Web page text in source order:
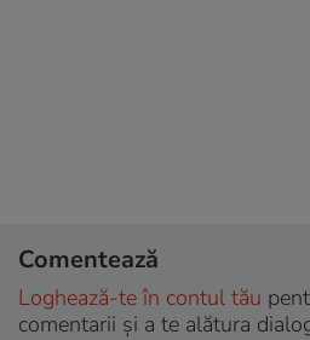
Comentează
Loghează-te în contul tău
comentarii și a te alătura